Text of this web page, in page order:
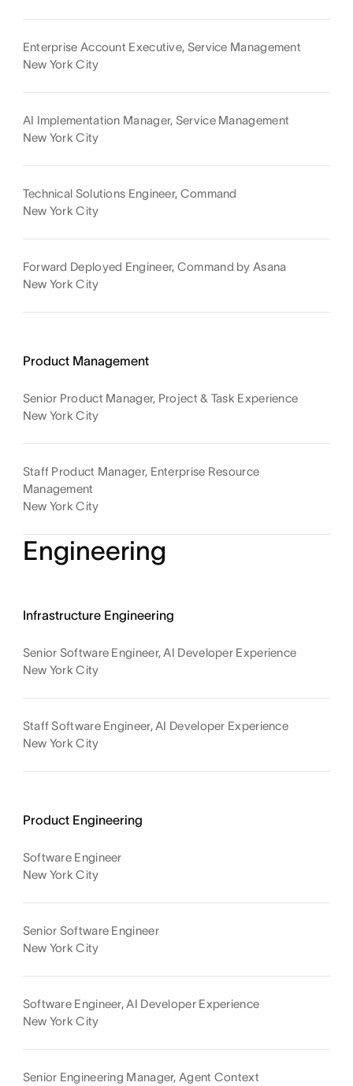
Enterprise Account Executive, Service Management
New York City
AI Implementation Manager, Service Management
New York City
Technical Solutions Engineer, Command
New York City
Forward Deployed Engineer, Command by Asana
New York City
Product Management
Senior Product Manager, Project & Task Experience
New York City
Staff Product Manager, Enterprise Resource
Management
New York City
Engineering
Infrastructure Engineering
Senior Software Engineer, AI Developer Experience
New York City
Staff Software Engineer, AI Developer Experience
New York City
Product Engineering
Software Engineer
New York City
Senior Software Engineer
New York City
Software Engineer, AI Developer Experience
New York City
Senior Engineering Manager, Agent Context